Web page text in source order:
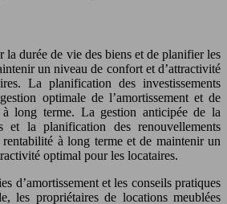
la durée de vie des biens et de planifier les
un niveau de confort et d’attractivité
La planification des investissements
optimale de l’amortissement et de
long terme. La gestion anticipée de la
et la planification des renouvellements
à long terme et de maintenir un
optimal pour les locataires.
d’amortissement et les conseils pratiques
les propriétaires de locations meublées